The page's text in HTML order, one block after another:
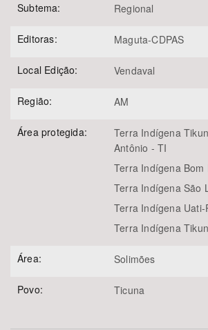
Subtema: Regional
Editoras: Maguta-CDPAS
Local Edição: Vendaval
Região: AM
Área protegida:
Terra Indígena
Antônio - TI
Terra Indígena Bom
Terra Indígena São
Terra Indígena
Terra Indígena
Área: Solimões
Povo: Ticuna